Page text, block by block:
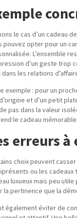
le cas d’un cadeau
pouvez opter pour un
L’ensemble
d’un geste trop
dans les relations
exemple : pour un
et d’un petit
pas dans la valeur
le cadeau mémorable.
erreurs
choix peuvent
ou les cadeaux
luxueux mais peu
la pertinence que la
également éviter de